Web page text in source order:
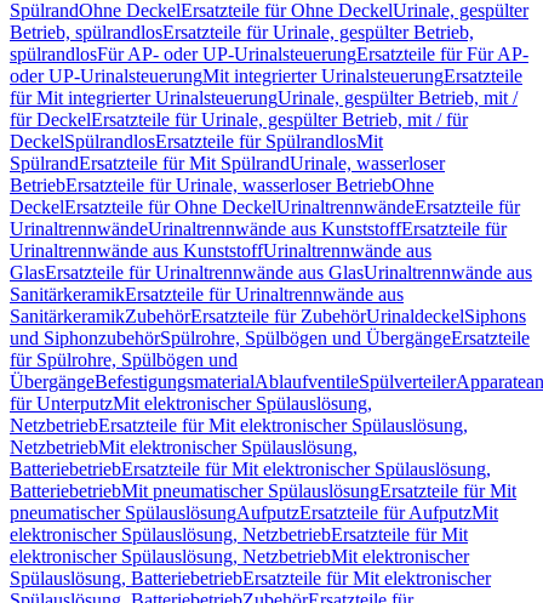
SpülrandOhne DeckelErsatzteile für Ohne DeckelUrinale, gespülter
Betrieb, spülrandlosErsatzteile für Urinale, gespülter Betrieb,
spülrandlosFür AP- oder UP-UrinalsteuerungErsatzteile für Für AP-
oder UP-UrinalsteuerungMit integrierter UrinalsteuerungErsatzteile
für Mit integrierter UrinalsteuerungUrinale, gespülter Betrieb, mit /
für DeckelErsatzteile für Urinale, gespülter Betrieb, mit / für
DeckelSpülrandlosErsatzteile für SpülrandlosMit
SpülrandErsatzteile für Mit SpülrandUrinale, wasserloser
BetriebErsatzteile für Urinale, wasserloser BetriebOhne
DeckelErsatzteile für Ohne DeckelUrinaltrennwändeErsatzteile für
UrinaltrennwändeUrinaltrennwände aus KunststoffErsatzteile für
Urinaltrennwände aus KunststoffUrinaltrennwände aus
GlasErsatzteile für Urinaltrennwände aus GlasUrinaltrennwände aus
SanitärkeramikErsatzteile für Urinaltrennwände aus
SanitärkeramikZubehörErsatzteile für ZubehörUrinaldeckelSiphons
und SiphonzubehörSpülrohre, Spülbögen und ÜbergängeErsatzteile
für Spülrohre, Spülbögen und
ÜbergängeBefestigungsmaterialAblaufventileSpülverteiler
für UnterputzMit elektronischer Spülauslösung,
NetzbetriebErsatzteile für Mit elektronischer Spülauslösung,
NetzbetriebMit elektronischer Spülauslösung,
BatteriebetriebErsatzteile für Mit elektronischer Spülauslösung,
BatteriebetriebMit pneumatischer SpülauslösungErsatzteile für Mit
pneumatischer SpülauslösungAufputzErsatzteile für AufputzMit
elektronischer Spülauslösung, NetzbetriebErsatzteile für Mit
elektronischer Spülauslösung, NetzbetriebMit elektronischer
Spülauslösung, BatteriebetriebErsatzteile für Mit elektronischer